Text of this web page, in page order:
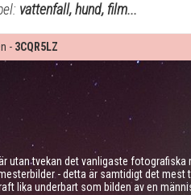
vattenfall, hund, film...
- 3CQR5LZ
utan tvekan det vanligaste
- detta är samtidigt det
lika underbart som bilden av en